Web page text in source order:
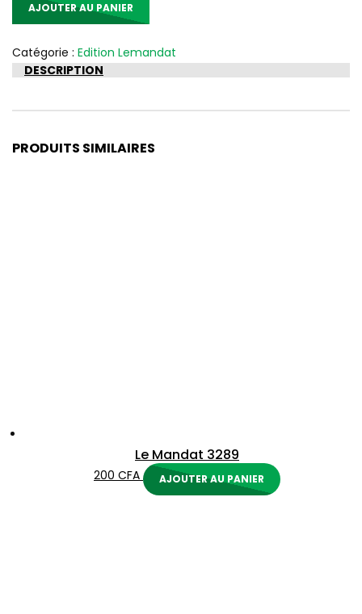
3734
AJOUTER AU PANIER
Catégorie : Edition Lemandat
DESCRIPTION
PRODUITS SIMILAIRES
Le Mandat 3289
200 CFA AJOUTER AU PANIER